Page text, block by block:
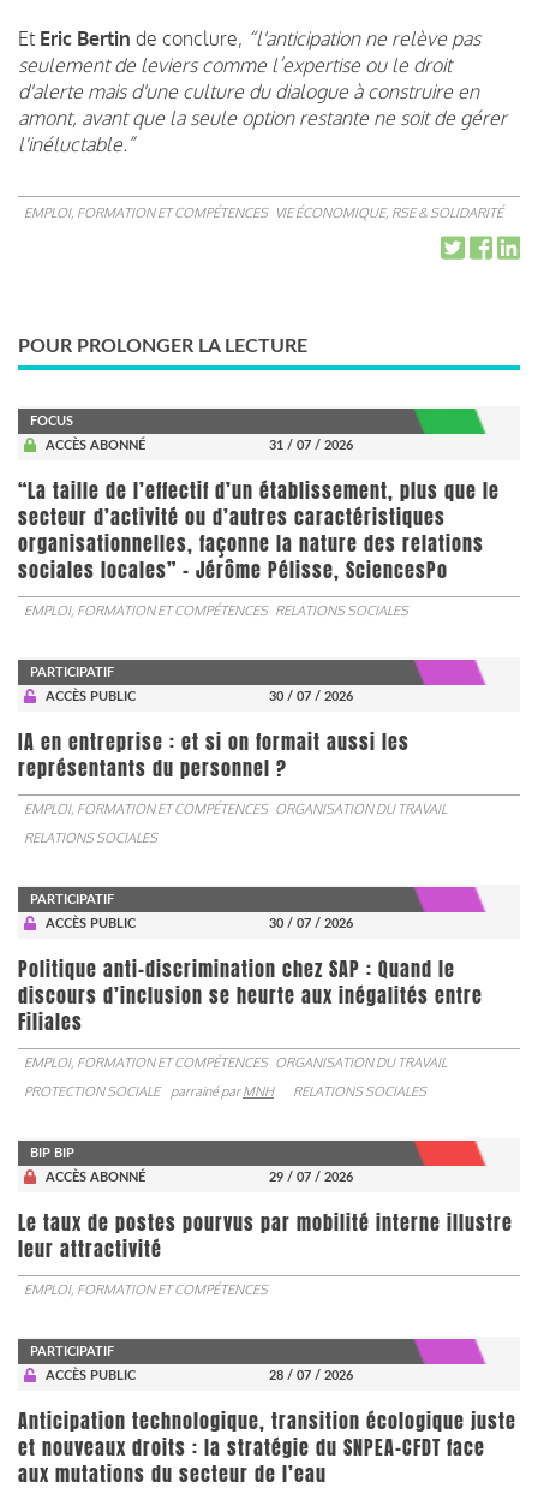
Et Eric Bertin de conclure, “l'anticipation ne relève pas
seulement de leviers comme l’expertise ou le droit
d'alerte mais d'une culture du dialogue à construire en
amont, avant que la seule option restante ne soit de gérer
l'inéluctable.”
EMPLOI, FORMATION ET COMPÉTENCES VIE ÉCONOMIQUE, RSE & SOLIDARITÉ
POUR PROLONGER LA LECTURE
FOCUS
ACCÈS ABONNÉ
31 / 07 / 2026
“La taille de l’effectif d’un établissement, plus que le
secteur d’activité ou d’autres caractéristiques
organisationnelles, façonne la nature des relations
sociales locales” - Jérôme Pélisse, SciencesPo
EMPLOI, FORMATION ET COMPÉTENCES RELATIONS SOCIALES
PARTICIPATIF
ACCÈS PUBLIC
30 / 07 / 2026
IA en entreprise : et si on formait aussi les
représentants du personnel ?
EMPLOI, FORMATION ET COMPÉTENCES ORGANISATION DU TRAVAIL
RELATIONS SOCIALES
PARTICIPATIF
ACCÈS PUBLIC
30 / 07 / 2026
Politique anti-discrimination chez SAP : Quand le
discours d’inclusion se heurte aux inégalités entre
Filiales
EMPLOI, FORMATION ET COMPÉTENCES ORGANISATION DU TRAVAIL
PROTECTION SOCIALE
parrainé parMNH RELATIONS SOCIALES
BIP BIP
ACCÈS ABONNÉ
29 / 07 / 2026
Le taux de postes pourvus par mobilité interne illustre
leur attractivité
EMPLOI, FORMATION ET COMPÉTENCES
PARTICIPATIF
ACCÈS PUBLIC
28 / 07 / 2026
Anticipation technologique, transition écologique juste
et nouveaux droits : la stratégie du SNPEA-CFDT face
aux mutations du secteur de l’eau